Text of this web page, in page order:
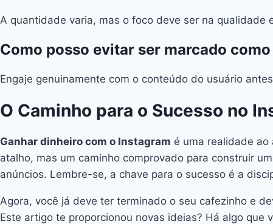
A quantidade varia, mas o foco deve ser na
Como posso evitar ser marcado
Engaje genuinamente com o conteúdo do usuário
O Caminho para o Sucesso no
Ganhar dinheiro com o Instagram é uma realidade
atalho, mas um caminho comprovado para construir
anúncios. Lembre-se, a chave para o sucesso é a
Agora, você já deve ter terminado o seu cafezinho e
Este artigo te proporcionou novas ideias? Há algo